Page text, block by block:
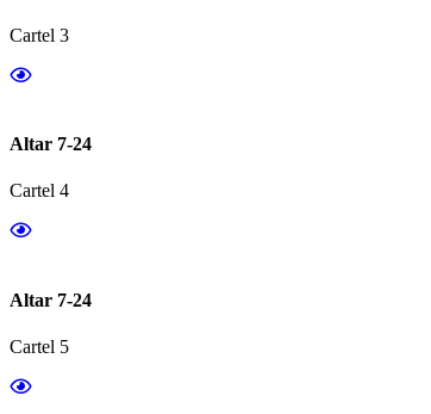
Cartel 3
Altar 7-24
Cartel 4
Altar 7-24
Cartel 5